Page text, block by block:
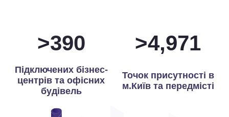
>394
Підключених бізнес-
центрів та офісних
будівель
>4,986
Точок присутності в
м.Київ та передмісті